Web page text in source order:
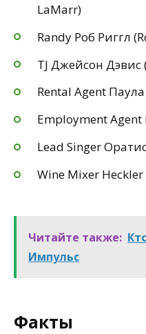
LaMarr)
Randy Роб Риггл
TJ Джейсон Дэвис
Rental Agent
Employment Agent
Lead Singer
Wine Mixer
Читайте также:
Импульс
Факты